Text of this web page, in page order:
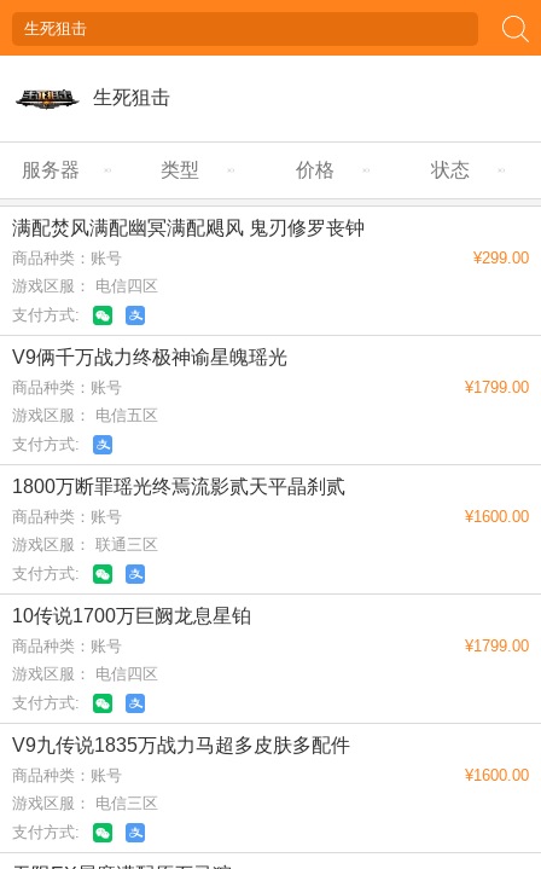
生死狙击
服务器 类型 价格 状态
满配焚风满配幽冥满配飓风 鬼刃修罗丧钟
商品种类：账号
游戏区服： 电信四区
支付方式:
¥299.00
V9俩千万战力终极神谕星魄瑶光
商品种类：账号
游戏区服： 电信五区
支付方式:
¥1799.00
1800万断罪瑶光终焉流影贰天平晶刹贰
商品种类：账号
游戏区服： 联通三区
支付方式:
¥1600.00
10传说1700万巨阙龙息星铂
商品种类：账号
游戏区服： 电信四区
支付方式:
¥1799.00
V9九传说1835万战力马超多皮肤多配件
商品种类：账号
游戏区服： 电信三区
支付方式:
¥1600.00